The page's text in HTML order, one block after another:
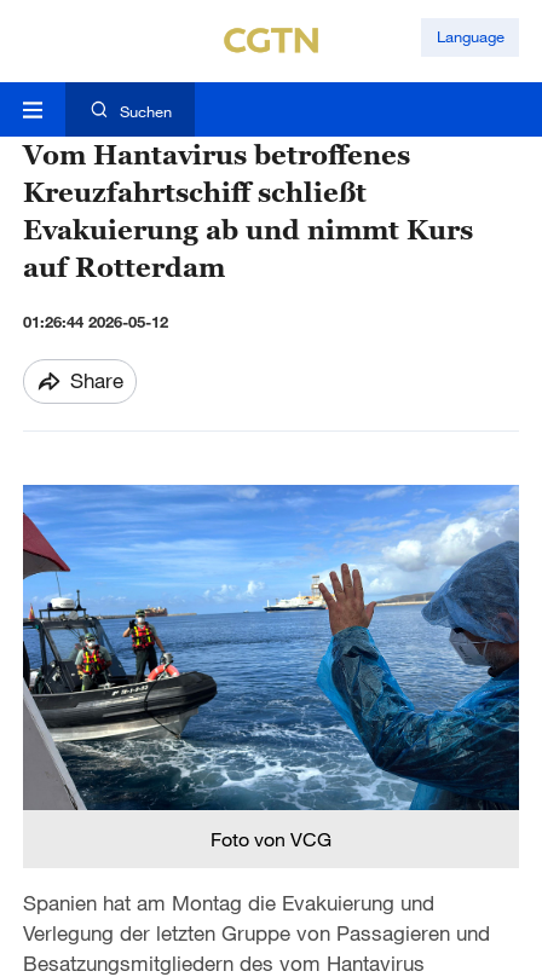
Language
Suchen
Vom Hantavirus betroffenes
Kreuzfahrtschiff schließt
Evakuierung ab und nimmt Kurs
auf Rotterdam
01:26:44 2026-05-12
Share
Foto von VCG
Spanien hat am Montag die Evakuierung und
Verlegung der letzten Gruppe von Passagieren und
Besatzungsmitgliedern des vom Hantavirus